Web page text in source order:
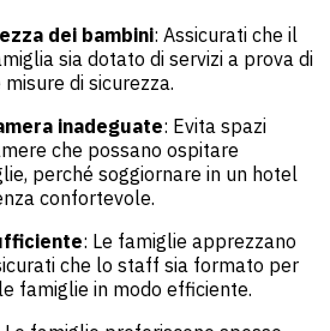
dei bambini: Assicurati che il
sia dotato di servizi a prova di
di sicurezza.
inadeguate: Evita spazi
che possano ospitare
perché soggiornare in un hotel
confortevole.
: Le famiglie apprezzano
che lo staff sia formato per
famiglie in modo efficiente.